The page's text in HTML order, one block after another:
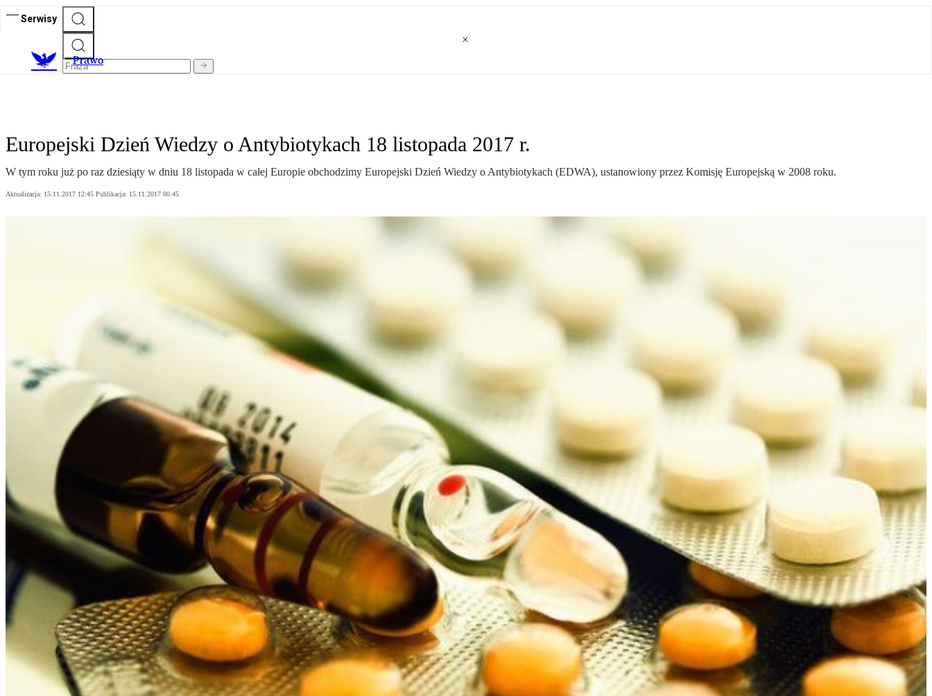
Serwisy
Prawo
Europejski Dzień Wiedzy o Antybiotykach 18 listopada 2017 r.
W tym roku już po raz dziesiąty w dniu 18 listopada w całej Europie obchodzimy Europejski Dzień Wiedzy o Antybiotykach (EDWA), ustanowiony przez Komisję Europejską w 2008 roku.
Aktualizacja: 15.11.2017 12:45 Publikacja: 15.11.2017 00:45